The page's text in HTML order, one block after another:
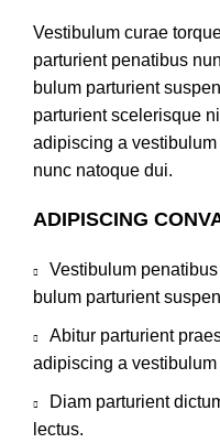
Vestibulum curae
parturient penatibus
bulum parturient
parturient scelerisque
adipiscing a
nunc natoque dui.
ADIPISCING
Vestibulum
bulum parturient
Abitur parturient
adipiscing a vestibulum
Diam parturient
lectus.